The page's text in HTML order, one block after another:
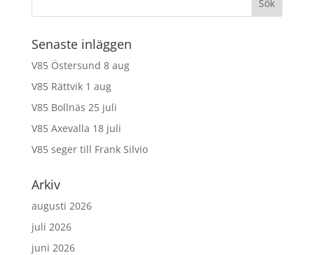
Senaste inläggen
V85 Östersund 8 aug
V85 Rättvik 1 aug
V85 Bollnäs 25 juli
V85 Axevalla 18 juli
V85 seger till Frank Silvio
Arkiv
augusti 2026
juli 2026
juni 2026